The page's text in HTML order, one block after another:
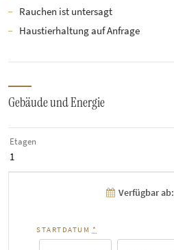
Rauchen ist untersagt
Haustierhaltung auf Anfrage
Gebäude und Energie
Etagen
1
Verfügbar ab:
STARTDATUM *